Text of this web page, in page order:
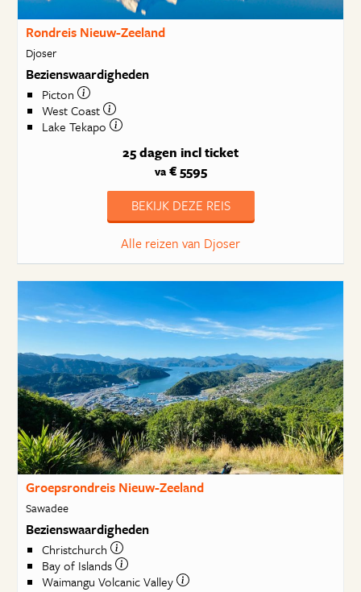
Rondreis Nieuw-Zeeland
Djoser
Bezienswaardigheden
Picton
West Coast
Lake Tekapo
25 dagen incl ticket
va€ 5595
BEKIJK DEZE REIS
Alle reizen van Djoser
Groepsrondreis Nieuw-Zeeland
Sawadee
Bezienswaardigheden
Christchurch
Bay of Islands
Waimangu Volcanic Valley